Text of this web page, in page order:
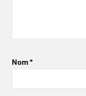
Nom*